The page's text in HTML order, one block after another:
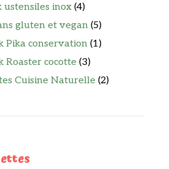
ustensiles inox (4)
gluten et vegan (5)
Pika conservation (1)
Roaster cocotte (3)
Cuisine Naturelle (2)